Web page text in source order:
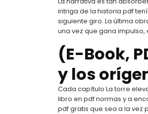
intriga de la historia pdf
siguiente giro. La última
una vez que gana
(E-Book,
y los
Cada capítulo La torre
libro en pdf normas y a
pdf gratis que sea a la vez